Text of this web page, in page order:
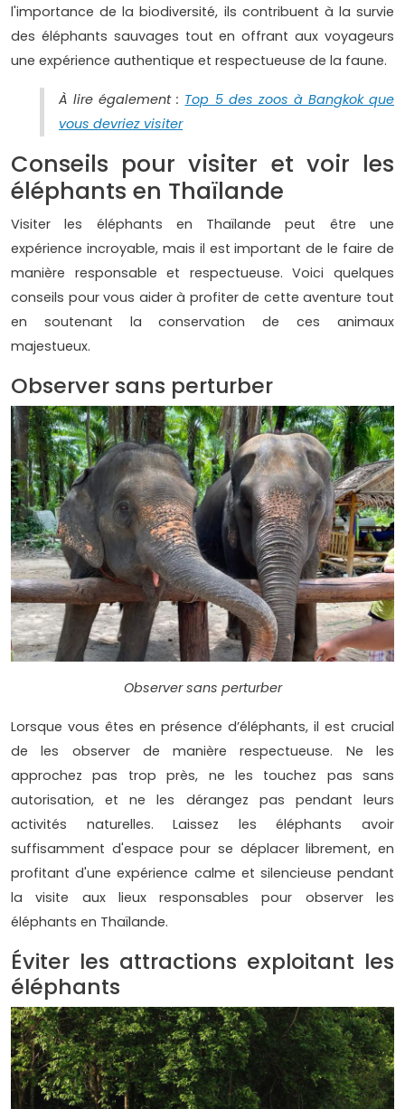
l'importance de la biodiversité, ils contribuent à la survie
des éléphants sauvages tout en offrant aux voyageurs
une expérience authentique et respectueuse de la faune.
À lire également : Top 5 des zoos à Bangkok que
vous devriez visiter
Conseils pour visiter et voir les
éléphants en Thaïlande
Visiter les éléphants en Thaïlande peut être une
expérience incroyable, mais il est important de le faire de
manière responsable et respectueuse. Voici quelques
conseils pour vous aider à profiter de cette aventure tout
en soutenant la conservation de ces animaux
majestueux.
Observer sans perturber
Observer sans perturber
Lorsque vous êtes en présence d’éléphants, il est crucial
de les observer de manière respectueuse. Ne les
approchez pas trop près, ne les touchez pas sans
autorisation, et ne les dérangez pas pendant leurs
activités naturelles. Laissez les éléphants avoir
suffisamment d'espace pour se déplacer librement, en
profitant d'une expérience calme et silencieuse pendant
la visite aux lieux responsables pour observer les
éléphants en Thaïlande.
Éviter les attractions exploitant les
éléphants